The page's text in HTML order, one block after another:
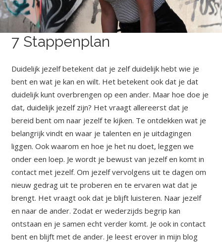
7 Stappenplan
Duidelijk jezelf betekent dat je zelf duidelijk hebt wie je
bent en wat je kan en wilt. Het betekent ook dat je dat
duidelijk kunt overbrengen op een ander. Maar hoe doe je
dat, duidelijk jezelf zijn? Het vraagt allereerst dat je
bereid bent om naar jezelf te kijken. Te ontdekken wat je
belangrijk vindt en waar je talenten en je uitdagingen
liggen. Ook waarom en hoe je het nu doet, leggen we
onder een loep. Je wordt je bewust van jezelf en komt in
contact met jezelf. Om jezelf vervolgens uit te dagen om
nieuw gedrag uit te proberen en te ervaren wat dat je
brengt. Het vraagt ook dat je blijft luisteren. Naar jezelf
en naar de ander. Zodat er wederzijds begrip kan
ontstaan en je samen echt verder komt. Je ook in contact
bent en blijft met de ander. Je leest erover in mijn blog